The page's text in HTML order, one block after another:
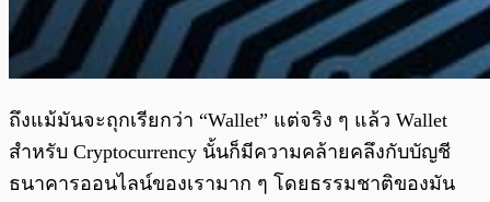
ถึงแม้มันจะถุกเรียกว่า “Wallet” แต่จริง ๆ แล้ว Wallet
สำหรับ Cryptocurrency นั้นก็มีความคล้ายคลึงกับบัญชี
ธนาคารออนไลน์ของเรามาก ๆ โดยธรรมชาติของมัน